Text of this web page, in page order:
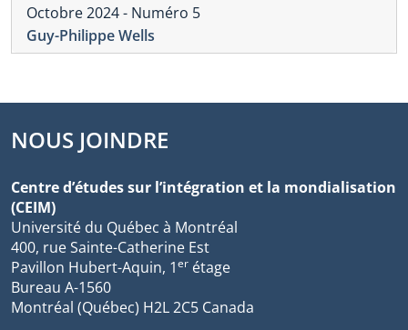
Octobre 2024 - Numéro 5
Guy-Philippe Wells
NOUS JOINDRE
Centre d’études sur l’intégration et la mondialisation
(CEIM)
Université du Québec à Montréal
400, rue Sainte-Catherine Est
Pavillon Hubert-Aquin, 1er étage
Bureau A-1560
Montréal (Québec) H2L 2C5 Canada